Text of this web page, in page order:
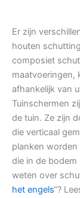
Er zijn
houten
composiet
maatvoeringen,
afhankelijk van
Tuinschermen
de tuin. Ze zijn
die verticaal
planken
die in de bodem
weten over
het engels“?